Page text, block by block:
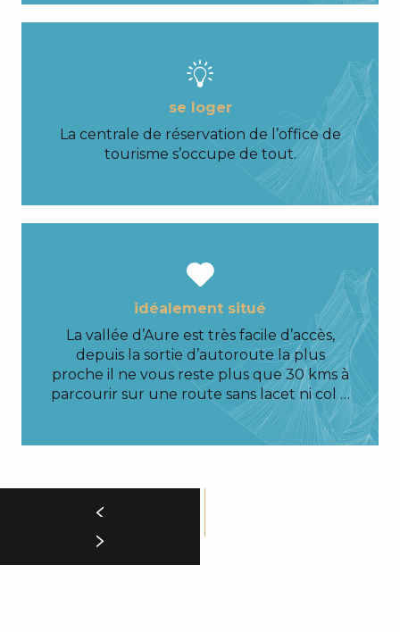
se loger
La centrale de réservation de l’office de
tourisme s’occupe de tout.
idéalement situé
La vallée d’Aure est très facile d’accès,
depuis la sortie d’autoroute la plus
proche il ne vous reste plus que 30 kms à
parcourir sur une route sans lacet ni col …